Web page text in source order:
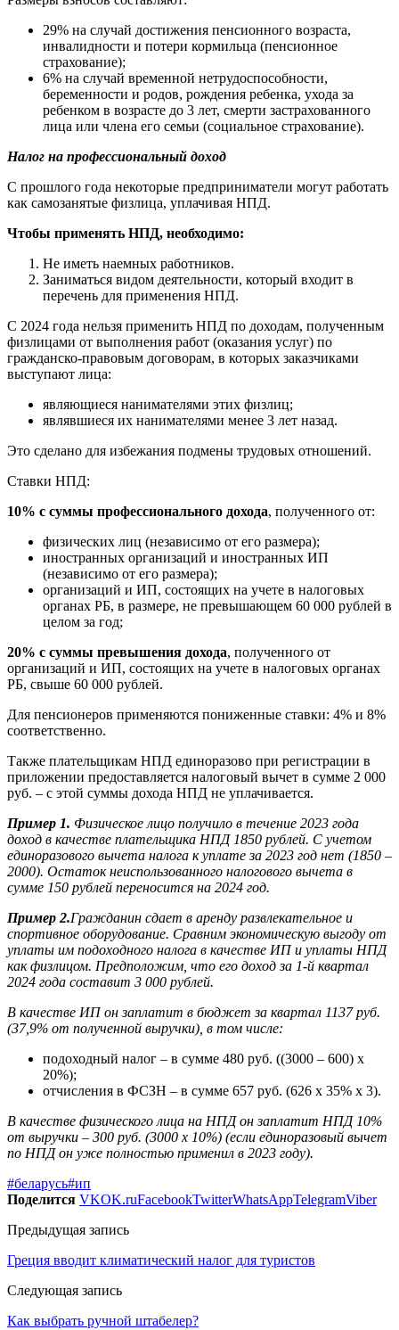
29% на случай достижения пенсионного возраста,
инвалидности и потери кормильца (пенсионное
страхование);
6% на случай временной нетрудоспособности,
беременности и родов, рождения ребенка, ухода за
ребенком в возрасте до 3 лет, смерти застрахованного
лица или члена его семьи (социальное страхование).
Налог на профессиональный доход
С прошлого года некоторые предприниматели могут работать
как самозанятые физлица, уплачивая НПД.
Чтобы применять НПД, необходимо:
Не иметь наемных работников.
Заниматься видом деятельности, который входит в
перечень для применения НПД.
С 2024 года нельзя применить НПД по доходам, полученным
физлицами от выполнения работ (оказания услуг) по
гражданско-правовым договорам, в которых заказчиками
выступают лица:
являющиеся нанимателями этих физлиц;
являвшиеся их нанимателями менее 3 лет назад.
Это сделано для избежания подмены трудовых отношений.
Ставки НПД:
10% с суммы профессионального дохода, полученного от:
физических лиц (независимо от его размера);
иностранных организаций и иностранных ИП
(независимо от его размера);
организаций и ИП, состоящих на учете в налоговых
органах РБ, в размере, не превышающем 60 000 рублей в
целом за год;
20% с суммы превышения дохода, полученного от
организаций и ИП, состоящих на учете в налоговых органах
РБ, свыше 60 000 рублей.
Для пенсионеров применяются пониженные ставки: 4% и 8%
соответственно.
Также плательщикам НПД единоразово при регистрации в
приложении предоставляется налоговый вычет в сумме 2 000
руб. – с этой суммы дохода НПД не уплачивается.
Пример 1. Физическое лицо получило в течение 2023 года
доход в качестве плательщика НПД 1850 рублей. С учетом
единоразового вычета налога к уплате за 2023 год нет (1850 –
2000). Остаток неиспользованного налогового вычета в
сумме 150 рублей переносится на 2024 год.
Пример 2.Гражданин сдает в аренду развлекательное и
спортивное оборудование. Сравним экономическую выгоду от
уплаты им подоходного налога в качестве ИП и уплаты НПД
как физлицом. Предположим, что его доход за 1-й квартал
2024 года составит 3 000 рублей.
В качестве ИП он заплатит в бюджет за квартал 1137руб.
(37,9% от полученной выручки), в том числе:
подоходный налог – в сумме 480 руб. ((3000 – 600) х
20%);
отчисления в ФСЗН – в сумме 657 руб. (626 х 35% х 3).
В качестве физического лица на НПД он заплатит НПД 10%
от выручки – 300 руб. (3000 х 10%) (если единоразовый вычет
по НПД он уже полностью применил в 2023 году).
#беларусь#ип
Поделится VKOK.ruFacebookTwitterWhatsAppTelegramViber
Предыдущая запись
Греция вводит климатический налог для туристов
Следующая запись
Как выбрать ручной штабелер?